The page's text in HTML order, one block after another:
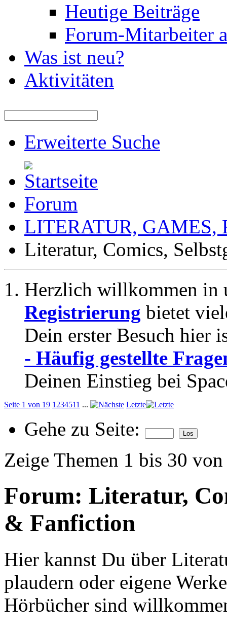
Heutige Beiträge
Forum-Mitarbeiter
Was ist neu?
Aktivitäten
Erweiterte Suche
Forum
LITERATUR, GAMES,
Literatur, Comics,
Herzlich willkommen in
Registrierung bietet
Dein erster Besuch hier
- Häufig gestellte
Deinen Einstieg bei
Seite 1 von 19 1 234511 ... Letzte
Gehe zu Seite:
Zeige Themen 1 bis 30
Forum: Literatur,
& Fanfiction
Hier kannst Du über
plaudern oder eigene
Hörbücher sind